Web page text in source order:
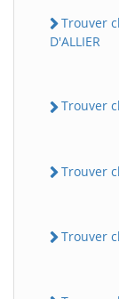
Trouver
D'ALLIER
Trouver
Trouver
Trouver